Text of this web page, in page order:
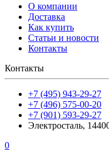
О компании
Доставка
Как купить
Статьи и новости
Контакты
Контакты
+7 (495) 943-29-27
+7 (496) 575-00-20
+7 (901) 593-29-27
Электросталь,
0